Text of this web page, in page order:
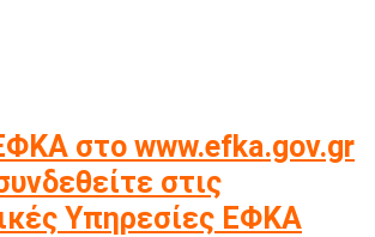
στο www.efka.gov.gr
στις
Υπηρεσίες ΕΦΚΑ